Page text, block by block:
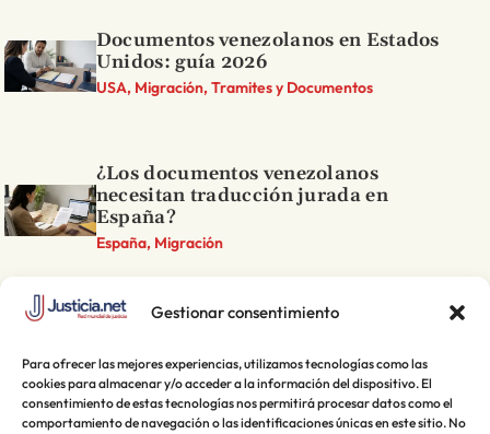
Gestionar consentimiento
Para ofrecer las mejores experiencias, utilizamos tecnologías como las
cookies para almacenar y/o acceder a la información del dispositivo. El
consentimiento de estas tecnologías nos permitirá procesar datos como el
comportamiento de navegación o las identificaciones únicas en este sitio. No
Documentos venezolanos en Estados
Unidos: guía 2026
USA, Migración, Tramites y Documentos
¿Los documentos venezolanos
necesitan traducción jurada en
España?
España, Migración